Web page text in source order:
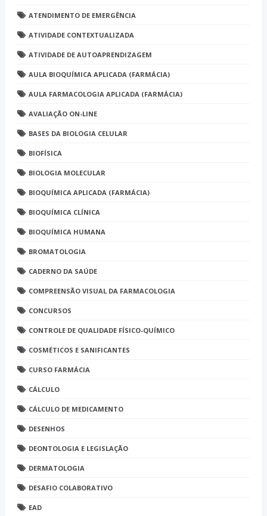
ATENDIMENTO DE EMERGÊNCIA
ATIVIDADE CONTEXTUALIZADA
ATIVIDADE DE AUTOAPRENDIZAGEM
AULA BIOQUÍMICA APLICADA (FARMÁCIA)
AULA FARMACOLOGIA APLICADA (FARMÁCIA)
AVALIAÇÃO ON-LINE
BASES DA BIOLOGIA CELULAR
BIOFÍSICA
BIOLOGIA MOLECULAR
BIOQUÍMICA APLICADA (FARMÁCIA)
BIOQUÍMICA CLÍNICA
BIOQUÍMICA HUMANA
BROMATOLOGIA
CADERNO DA SAÚDE
COMPREENSÃO VISUAL DA FARMACOLOGIA
CONCURSOS
CONTROLE DE QUALIDADE FÍSICO-QUÍMICO
COSMÉTICOS E SANIFICANTES
CURSO FARMÁCIA
CÁLCULO
CÁLCULO DE MEDICAMENTO
DESENHOS
DEONTOLOGIA E LEGISLAÇÃO
DERMATOLOGIA
DESAFIO COLABORATIVO
EAD